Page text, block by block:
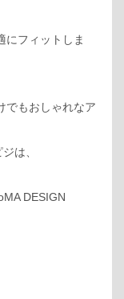
にフィットしま
でもおしゃれなア
は、
DESIGN